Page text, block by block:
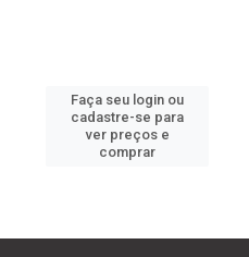
Faça seu login ou
cadastre-se para
ver preços e
comprar